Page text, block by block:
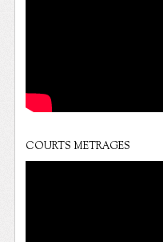
COURTS METRAGES